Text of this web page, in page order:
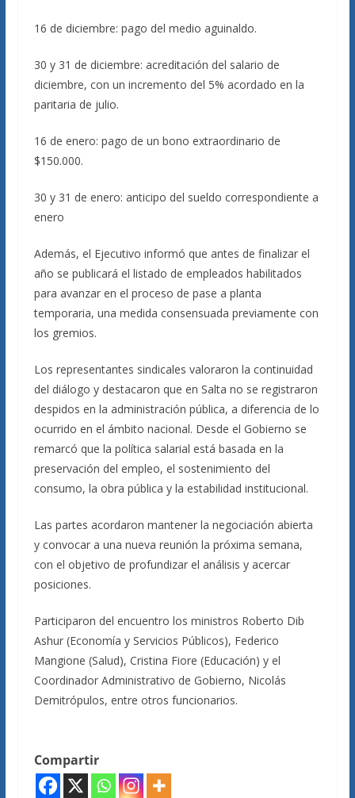
16 de diciembre: pago del medio aguinaldo.
30 y 31 de diciembre: acreditación del salario de
diciembre, con un incremento del 5% acordado en la
paritaria de julio.
16 de enero: pago de un bono extraordinario de
$150.000.
30 y 31 de enero: anticipo del sueldo correspondiente a
enero
Además, el Ejecutivo informó que antes de finalizar el
año se publicará el listado de empleados habilitados
para avanzar en el proceso de pase a planta
temporaria, una medida consensuada previamente con
los gremios.
Los representantes sindicales valoraron la continuidad
del diálogo y destacaron que en Salta no se registraron
despidos en la administración pública, a diferencia de lo
ocurrido en el ámbito nacional. Desde el Gobierno se
remarcó que la política salarial está basada en la
preservación del empleo, el sostenimiento del
consumo, la obra pública y la estabilidad institucional.
Las partes acordaron mantener la negociación abierta
y convocar a una nueva reunión la próxima semana,
con el objetivo de profundizar el análisis y acercar
posiciones.
Participaron del encuentro los ministros Roberto Dib
Ashur (Economía y Servicios Públicos), Federico
Mangione (Salud), Cristina Fiore (Educación) y el
Coordinador Administrativo de Gobierno, Nicolás
Demitrópulos, entre otros funcionarios.
Compartir